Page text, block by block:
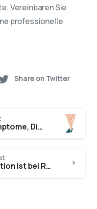
Vereinbaren Sie
professionelle
Share on Twitter
Synovialsarkom: Symptome, Diagnose und Behandlung in Wien
Welche Schlafposition ist bei Rückenschmerzen die beste?